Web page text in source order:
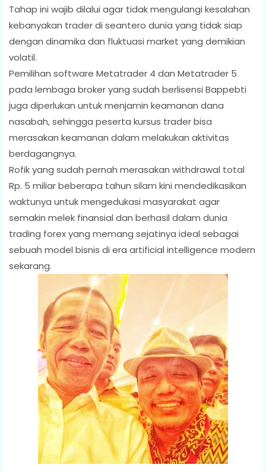
Tahap ini wajib dilalui agar tidak mengulangi kesalahan
kebanyakan trader di seantero dunia yang tidak siap
dengan dinamika dan fluktuasi market yang demikian
volatil.
Pemilihan software Metatrader 4 dan Metatrader 5
pada lembaga broker yang sudah berlisensi Bappebti
juga diperlukan untuk menjamin keamanan dana
nasabah, sehingga peserta kursus trader bisa
merasakan keamanan dalam melakukan aktivitas
berdagangnya.
Rofik yang sudah pernah merasakan withdrawal total
Rp. 5 miliar beberapa tahun silam kini mendedikasikan
waktunya untuk mengedukasi masyarakat agar
semakin melek finansial dan berhasil dalam dunia
trading forex yang memang sejatinya ideal sebagai
sebuah model bisnis di era artificial intelligence modern
sekarang.